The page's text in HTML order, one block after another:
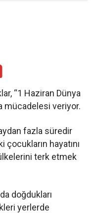
“1 Haziran Dünya
mücadelesi veriyor.
fazla süredir
çocukların hayatını
terk etmek
doğdukları
yerlerde